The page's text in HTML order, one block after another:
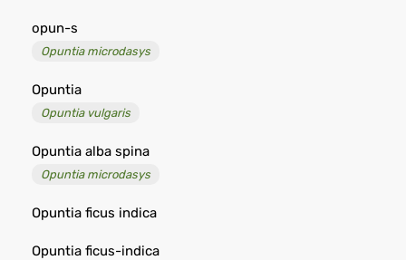
opun-s
Opuntia microdasys
Opuntia
Opuntia vulgaris
Opuntia alba spina
Opuntia microdasys
Opuntia ficus indica
Opuntia ficus-indica